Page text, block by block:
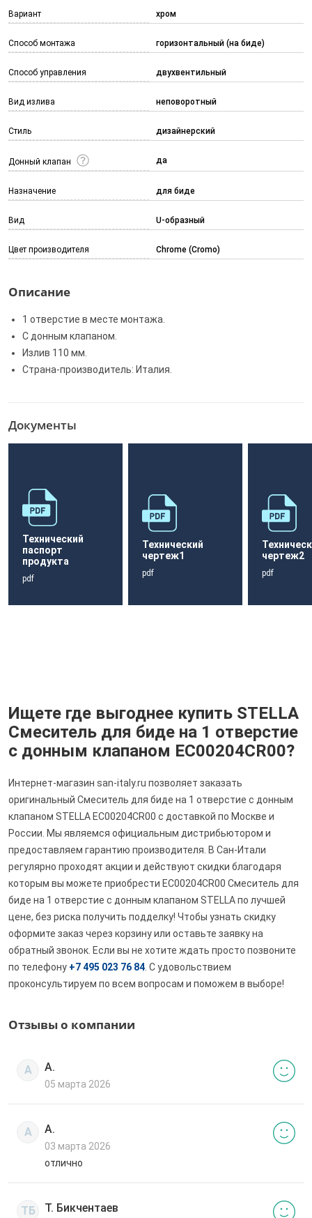
Вариант хром
Способ монтажа горизонтальный (на биде)
Способ управления двухвентильный
Вид излива неповоротный
Стиль дизайнерский
Донный клапан да
Назначение для биде
Вид U-образный
Цвет производителя Chrome (Cromo)
Описание
1 отверстие в месте монтажа.
С донным клапаном.
Излив 110 мм.
Страна-производитель: Италия.
Документы
Технический
паспорт
продукта
pdf
Технический
чертеж1
pdf
чертеж2
pdf
Ищете где выгоднее купить STELLA
Смеситель для биде на 1 отверстие
с донным клапаном EC00204CR00?
Интернет-магазин san-italy.ru позволяет заказать
оригинальный Смеситель для биде на 1 отверстие с донным
клапаном STELLA EC00204CR00 с доставкой по Москве и
России. Мы являемся официальным дистрибьютором и
предоставляем гарантию производителя. В Сан-Итали
регулярно проходят акции и действуют скидки благодаря
которым вы можете приобрести EC00204CR00 Смеситель для
биде на 1 отверстие с донным клапаном STELLA по лучшей
цене, без риска получить подделку! Чтобы узнать скидку
оформите заказ через корзину или оставьте заявку на
обратный звонок. Если вы не хотите ждать просто позвоните
по телефону +7 495 023 76 84 . С удовольствием
проконсультируем по всем вопросам и поможем в выборе!
Отзывы о компании
А А.
05 марта 2026
А А.
03 марта 2026
отлично
ТБ Т. Бикчентаев